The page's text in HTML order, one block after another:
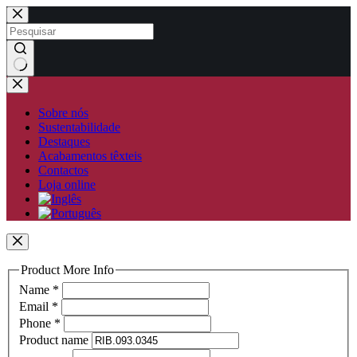
Pular
para
o
conteúdo
Sem
resultados
Sobre nós
Sustentabilidade
Destaques
Acabamentos têxteis
Contactos
Loja online
Product More Info
Name *
Email *
Phone *
Product name